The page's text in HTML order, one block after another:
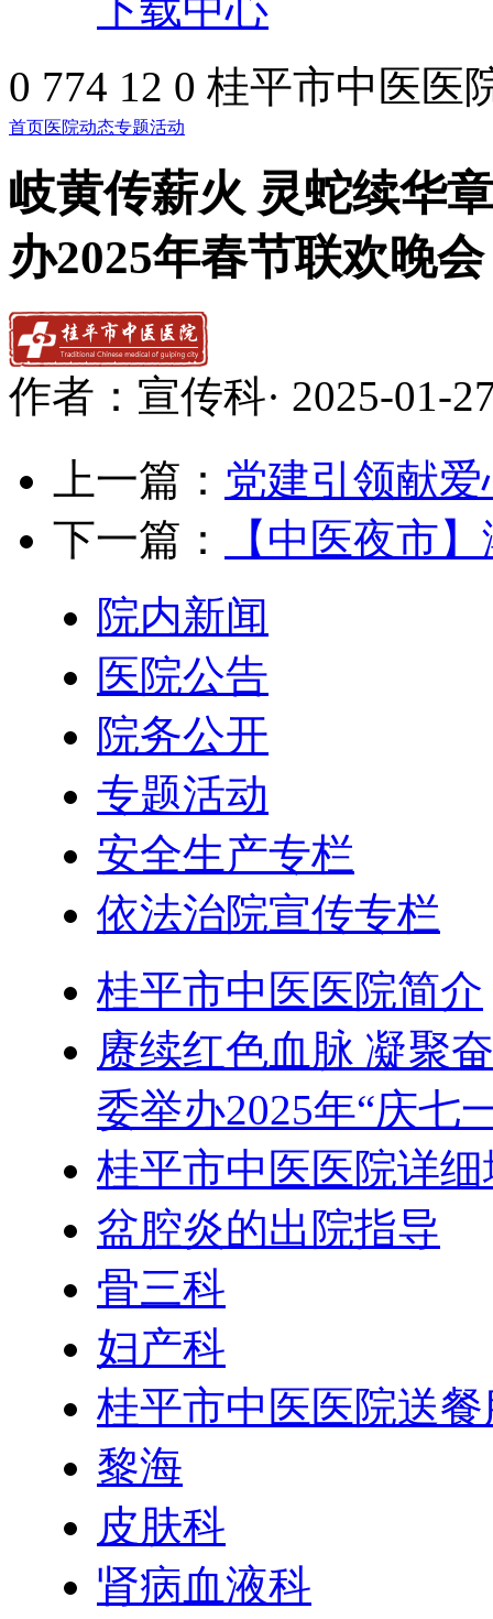
0 774 12 0 桂平市中医医
首页医院动态专题活动
岐黄传薪火 灵蛇续华
办2025年春节联欢晚会
作者： 宣传科· 2025-01-
上一篇： 党建引领献
下一篇：
【中医夜市
院内新闻
医院公告
院务公开
专题活动
安全生产专栏
依法治院宣传专栏
桂平市中医医院简介
赓续红色血脉 凝聚
委举办2025年“庆七
桂平市中医医院详
盆腔炎的出院指导
骨三科
妇产科
桂平市中医医院送
黎海
皮肤科
肾病血液科